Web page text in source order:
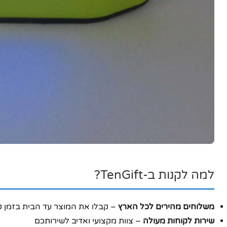
למה לקנות ב-TenGift?
משלוחים מהירים לכל הארץ – קבלו את המוצר עד הבית בזמן
שירות לקוחות מעולה – צוות מקצועי ואדיב לשירותכם